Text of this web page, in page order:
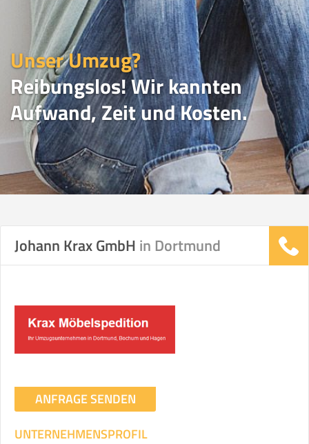
Unser Umzug?
Reibungslos! Wir kannten
Aufwand, Zeit und Kosten.
UMZUGSVERGLEICH
Umzugsdaten für Tragen und
Transportieren
Ihre Angaben:
am
Johann Krax GmbH in Dortmund
ANFRAGE SENDEN
UNTERNEHMENSPROFIL